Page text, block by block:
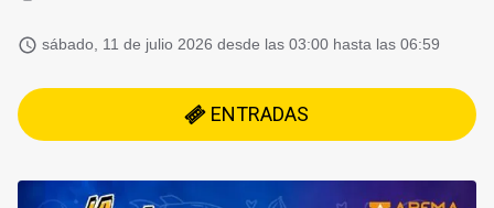
sábado, 11 de julio 2026 desde las 03:00 hasta las 06:59
ENTRADAS